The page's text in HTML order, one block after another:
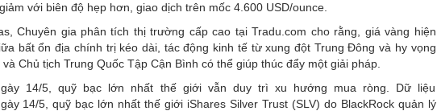
với biên độ hẹp hơn, giao dịch trên mốc 4.600 USD/ounce.
Chuyên gia phân tích thị trường cấp cao tại Tradu.com cho rằng, giá vàng hiện
bất ổn địa chính trị kéo dài, tác động kinh tế từ xung đột Trung Đông và hy vọng
Chủ tịch Trung Quốc Tập Cận Bình có thể giúp thúc đẩy một giải pháp.
14/5, quỹ bạc lớn nhất thế giới vẫn duy trì xu hướng mua ròng. Dữ liệu
14/5, quỹ bạc lớn nhất thế giới iShares Silver Trust (SLV) do BlackRock quản lý